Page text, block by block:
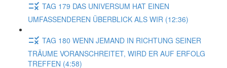
TAG 179 DAS UNIVERSUM HAT EINEN
UMFASSENDEREN ÜBERBLICK ALS WIR (12:36)
TAG 180 WENN JEMAND IN RICHTUNG SEINER
TRÄUME VORANSCHREITET, WIRD ER AUF ERFOLG
TREFFEN (4:58)